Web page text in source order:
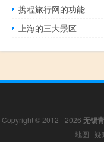
携程旅行网的功能
上海的三大景区
Copyright © 2012 - 2026 无锡
地图 | 疑